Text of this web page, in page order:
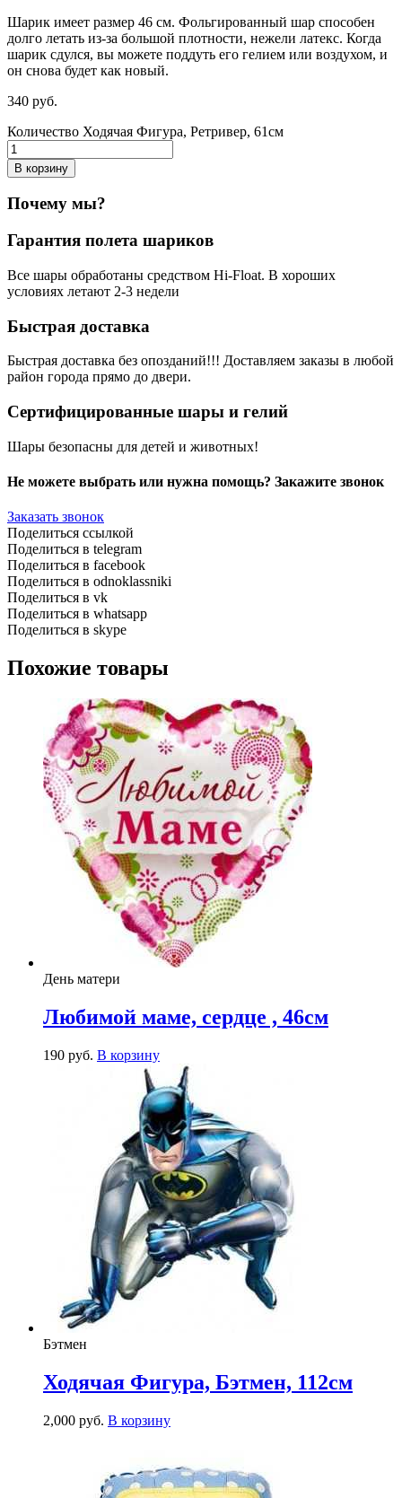
Шарик имеет размер 46 см. Фольгированный шар способен
долго летать из-за большой плотности, нежели латекс. Когда
шарик сдулся, вы можете поддуть его гелием или воздухом, и
он снова будет как новый.
340 руб.
Количество Ходячая Фигура, Ретривер, 61см
В корзину
Почему мы?
Гарантия полета шариков
Все шары обработаны средством Hi-Float. В хороших
условиях летают 2-3 недели
Быстрая доставка
Быстрая доставка без опозданий!!! Доставляем заказы в любой
район города прямо до двери.
Сертифицированные шары и гелий
Шары безопасны для детей и животных!
Не можете выбрать или нужна помощь? Закажите звонок
Заказать звонок
Поделиться ссылкой
Поделиться в telegram
Поделиться в facebook
Поделиться в odnoklassniki
Поделиться в vk
Поделиться в whatsapp
Поделиться в skype
Похожие товары
День матери
Любимой маме, сердце , 46см
190 руб. В корзину
Бэтмен
Ходячая Фигура, Бэтмен, 112см
2,000 руб. В корзину